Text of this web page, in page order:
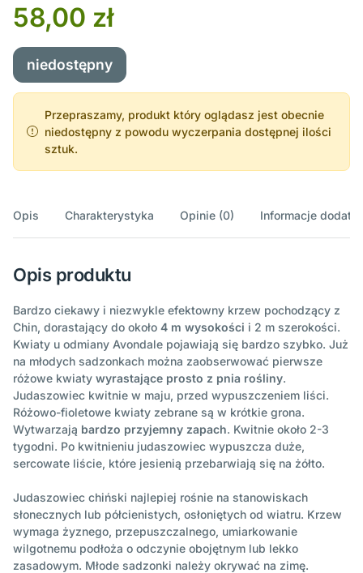
58,00 zł
niedostępny
Przepraszamy, produkt który oglądasz jest obecnie
niedostępny z powodu wyczerpania dostępnej ilości
sztuk.
Opis Charakterystyka Opinie (0) Informacje
Opis produktu
Bardzo ciekawy i niezwykle efektowny krzew pochodzący z
Chin, dorastający do około 4 m wysokości i 2 m szerokości.
Kwiaty u odmiany Avondale pojawiają się bardzo szybko. Już
na młodych sadzonkach można zaobserwować pierwsze
różowe kwiaty wyrastające prosto z pnia rośliny.
Judaszowiec kwitnie w maju, przed wypuszczeniem liści.
Różowo-fioletowe kwiaty zebrane są w krótkie grona.
Wytwarzają bardzo przyjemny zapach. Kwitnie około 2-3
tygodni. Po kwitnieniu judaszowiec wypuszcza duże,
sercowate liście, które jesienią przebarwiają się na żółto.
Judaszowiec chiński najlepiej rośnie na stanowiskach
słonecznych lub półcienistych, osłoniętych od wiatru. Krzew
wymaga żyznego, przepuszczalnego, umiarkowanie
wilgotnemu podłoża o odczynie obojętnym lub lekko
zasadowym. Młode sadzonki należy okrywać na zimę.